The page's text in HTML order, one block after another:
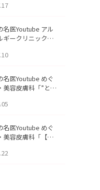
ムは効く？向いて
開いたしました。
名医Youtube アル
ギークリニック札
す副作用・リバ
しました。
名医Youtube めぐ
美容皮膚科「”とお
みに本気で答え
名医Youtube めぐ
美容皮膚科「【ヒ
リッド注入を美